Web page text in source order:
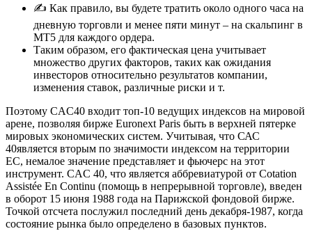
✍ Как правило, вы будете тратить около одного часа на
дневную торговли и менее пяти минут – на скальпинг в
MT5 для каждого ордера.
Таким образом, его фактическая цена учитывает
множество других факторов, таких как ожидания
инвесторов относительно результатов компании,
изменения ставок, различные риски и т.
Поэтому CAC40 входит топ-10 ведущих индексов на мировой
арене, позволяя бирже Euronext Paris быть в верхней пятерке
мировых экономических систем. Учитывая, что САС
40является вторым по значимости индексом на территории
ЕС, немалое значение представляет и фьючерс на этот
инструмент. CAC 40, что является аббревиатурой от Cotation
Assistée En Continu (помощь в непрерывной торговле), введен
в оборот 15 июня 1988 года на Парижской фондовой бирже.
Точкой отсчета послужил последний день декабря-1987, когда
состояние рынка было определено в базовых пунктов.